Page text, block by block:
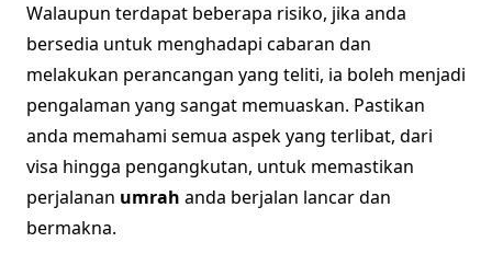
Walaupun terdapat beberapa risiko, jika anda
bersedia untuk menghadapi cabaran dan
melakukan perancangan yang teliti, ia boleh menjadi
pengalaman yang sangat memuaskan. Pastikan
anda memahami semua aspek yang terlibat, dari
visa hingga pengangkutan, untuk memastikan
perjalanan umrah anda berjalan lancar dan
bermakna.